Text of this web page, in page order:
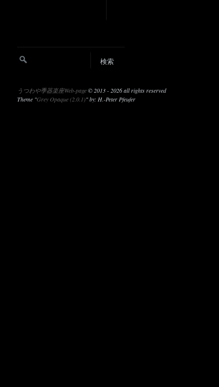
うつわや季器楽座Web-page© 2013 - 2026 all rights reserved
Theme "Grey Opaque (2.0.1)" by: H.-Peter Pfeufer